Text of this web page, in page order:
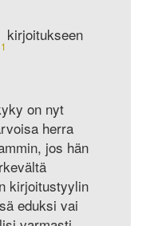
och såsom
så
tjenst.
och kan
ombyte?
sig med
fromma
länge Min
med många
kirjoitukseen
on nyt
herra
jos hän
kirjoitustyylin
eduksi vai